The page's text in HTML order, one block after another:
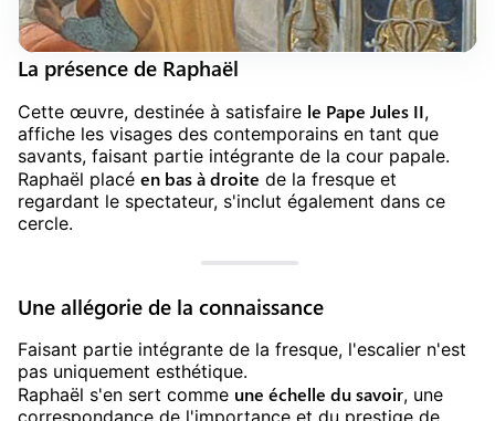
La présence de Raphaël
Cette œuvre, destinée à satisfaire le Pape Jules II,
affiche les visages des contemporains en tant que
savants, faisant partie intégrante de la cour papale.
Raphaël placé en bas à droite de la fresque et
regardant le spectateur, s'inclut également dans ce
cercle.
Une allégorie de la connaissance
Faisant partie intégrante de la fresque, l'escalier n'est
pas uniquement esthétique.
Raphaël s'en sert comme une échelle du savoir, une
correspondance de l'importance et du prestige de